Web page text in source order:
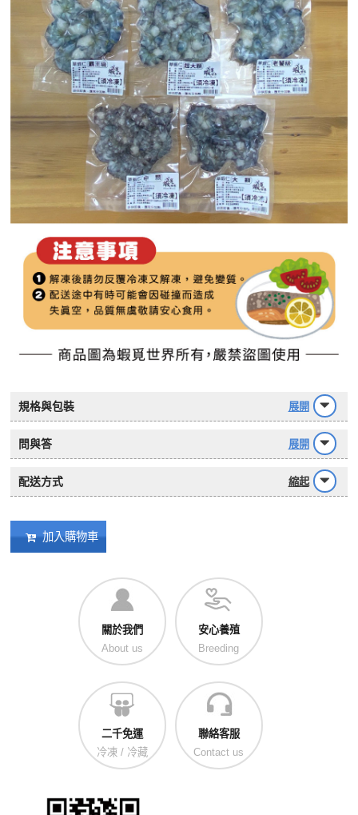
規格與包裝 展開
問與答 展開
配送方式 縮起
加入購物車
關於我們
About us
安心養殖
Breeding
二千免運
冷凍 / 冷藏
聯絡客服
Contact us